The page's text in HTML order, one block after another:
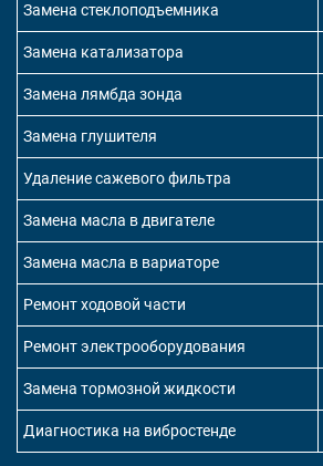
Замена стеклоподъемника
Замена катализатора
Замена лямбда зонда
Замена глушителя
Удаление сажевого фильтра
Замена масла в двигателе
Замена масла в вариаторе
Ремонт ходовой части
Ремонт электрооборудования
Замена тормозной жидкости
Диагностика на вибростенде